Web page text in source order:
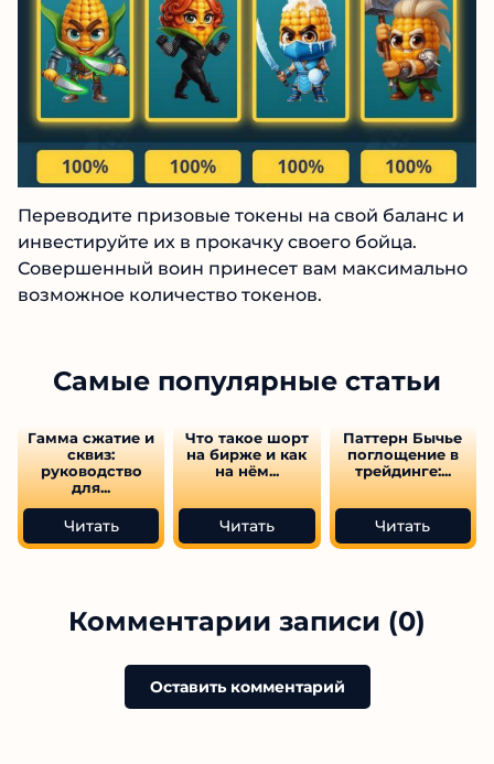
Переводите призовые токены на свой баланс и
инвестируйте их в прокачку своего бойца.
Совершенный воин принесет вам максимально
возможное количество токенов.
Самые популярные статьи
Гамма сжатие и
сквиз:
руководство
для...
Читать
Что такое шорт
на бирже и как
на нём...
Читать
Паттерн Бычье
поглощение в
трейдинге:...
Читать
Комментарии записи (0)
Оставить комментарий